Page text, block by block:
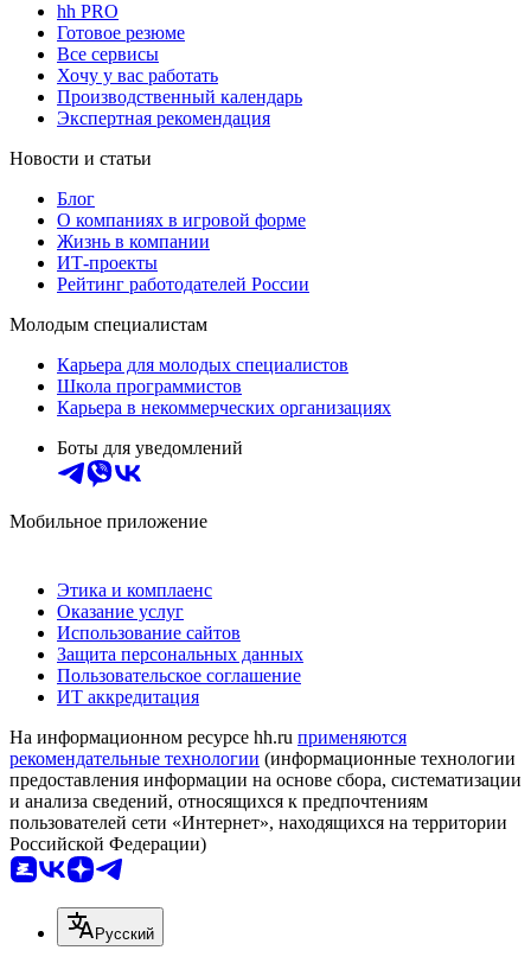
hh PRO
Готовое резюме
Все сервисы
Хочу у вас работать
Производственный календарь
Экспертная рекомендация
Новости и статьи
Блог
О компаниях в игровой форме
Жизнь в компании
ИТ-проекты
Рейтинг работодателей России
Молодым специалистам
Карьера для молодых специалистов
Школа программистов
Карьера в некоммерческих организациях
Боты для уведомлений
Мобильное приложение
Этика и комплаенс
Оказание услуг
Использование сайтов
Защита персональных данных
Пользовательское соглашение
ИТ аккредитация
На информационном ресурсе hh.ru применяются
рекомендательные технологии (информационные технологии
предоставления информации на основе сбора, систематизации
и анализа сведений, относящихся к предпочтениям
пользователей сети «Интернет», находящихся на территории
Российской Федерации)
Русский